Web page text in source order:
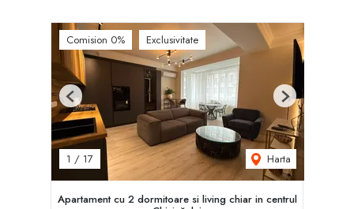
Comision 0% Exclusivitate
1 / 17 Harta
Previous Next
Apartament cu 2 dormitoare si living chiar in centrul